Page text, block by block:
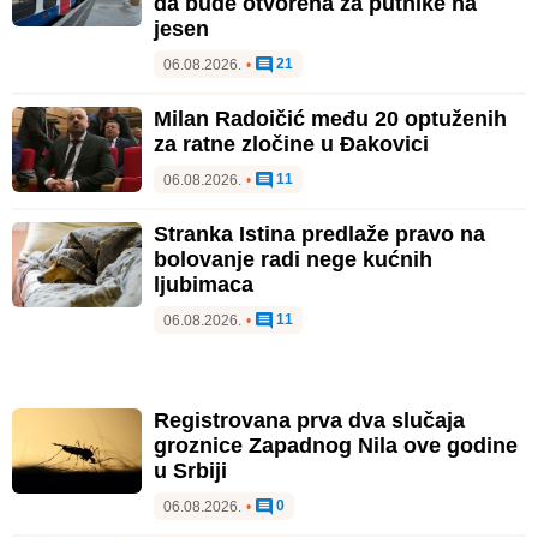
jesen
06.08.2026. • 21
Milan Radoičić među 20 optuženih
za ratne zločine u Đakovici
06.08.2026. • 11
Stranka Istina predlaže pravo na
bolovanje radi nege kućnih
ljubimaca
06.08.2026. • 11
Registrovana prva dva slučaja
groznice Zapadnog Nila ove godine
u Srbiji
06.08.2026. • 0